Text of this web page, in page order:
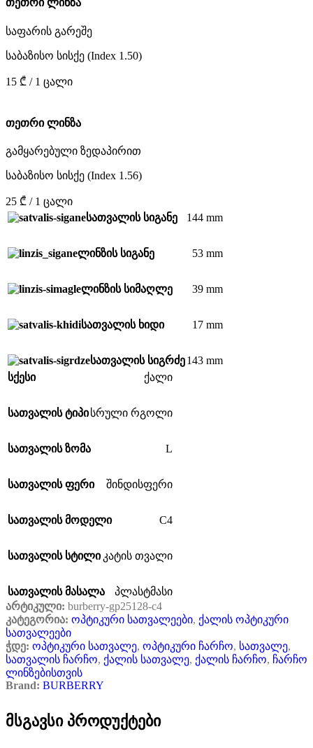
თეთრი ლინზა
საფარის გარეშე
საბაზისო სისქე (Index 1.50)
15 ₾ / 1 ცალი
თეთრი ლინზა
გამყარებული ზედაპირით
საბაზისო სისქე (Index 1.56)
25 ₾ / 1 ცალი
სათვალის სიგანე
144 mm
ლინზის სიგანე 53 mm
ლინზის სიმაღლე 39 mm
სათვალის ხიდი 17 mm
სათვალის სიგრძე143 mm
სქესი
ქალი
სათვალის ტიპისრული რგოლი
სათვალის ზომა L
სათვალის ფერი შინდისფერი
სათვალის მოდელი C4
სათვალის სტილი კატის თვალი
სათვალის მასალა
პლასტმასი
არტიკული: burberry-gp25128-c4
კატეგორია: ოპტიკური სათვალეები, ქალის ოპტიკური
სათვალეები
ჭდე: ოპტიკური სათვალე, ოპტიკური ჩარჩო, სათვალე,
სათვალის ჩარჩო, ქალის სათვალე, ქალის ჩარჩო, ჩარჩო
ლინზებისთვის
Brand: BURBERRY
მსგავსი პროდუქტები